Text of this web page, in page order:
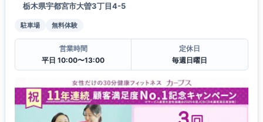
栃木県宇都宮市大曽3丁目4-5
駐車場 無料体験
営業時間
平日 10:00〜13:00
定休日
毎週日曜日